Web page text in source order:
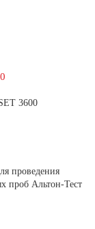
3600
проведения
проб Альтон-Тест